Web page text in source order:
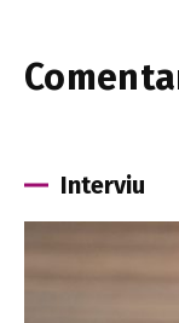
Interviu